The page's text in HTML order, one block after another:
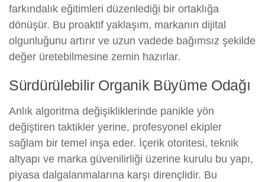
farkındalık eğitimleri düzenlediği bir ortaklığa
dönüşür. Bu proaktif yaklaşım, markanın dijital
olgunluğunu artırır ve uzun vadede bağımsız şekilde
değer üretebilmesine zemin hazırlar.
Sürdürülebilir Organik Büyüme Odağı
Anlık algoritma değişikliklerinde panikle yön
değiştiren taktikler yerine, profesyonel ekipler
sağlam bir temel inşa eder. İçerik otoritesi, teknik
altyapı ve marka güvenilirliği üzerine kurulu bu yapı,
piyasa dalgalanmalarına karşı dirençlidir. Bu